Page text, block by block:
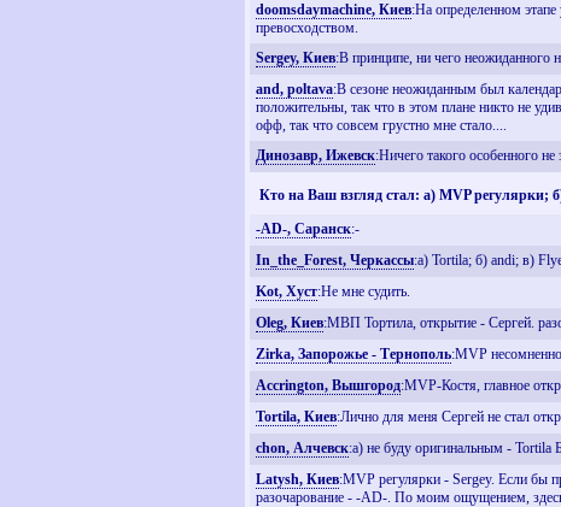
doomsdaymachine, Киев:На определенном этапе
превосходством.
Sergey, Киев:В принципе, ни чего неожиданного
and, poltava:В сезоне неожиданным был
положительны, так что в этом плане никто не
офф, так что совсем грустно мне стало....
Динозавр, Ижевск:Ничего такого особенного
Кто на Ваш взгляд стал: а) MVP регулярки;
-AD-, Саранск:-
In_the_Forest, Черкассы:а) Tortila; б) andi; в)
Kot, Хуст:Не мне судить.
Oleg, Киев:МВП Тортила, открытие - Сергей.
Zirka, Запорожье - Тернополь:MVP
Accrington, Вышгород:MVP-Костя, главное
Tortila, Киев:Лично для меня Сергей не стал
chon, Алчевск:a) не буду оригинальным - Tortila
Latysh, Киев:MVP регулярки - Sergey. Если бы
разочарование - -AD-. По моим ощущением, здесь